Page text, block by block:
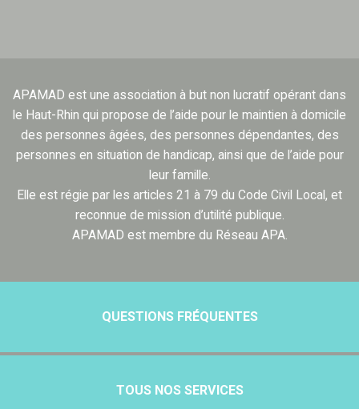
APAMAD est une association à but non lucratif opérant dans
le Haut-Rhin qui propose de l’aide pour le maintien à domicile
des personnes âgées, des personnes dépendantes, des
personnes en situation de handicap, ainsi que de l’aide pour
leur famille.
Elle est régie par les articles 21 à 79 du Code Civil Local, et
reconnue de mission d’utilité publique.
APAMAD est membre du Réseau APA.
QUESTIONS FRÉQUENTES
TOUS NOS SERVICES